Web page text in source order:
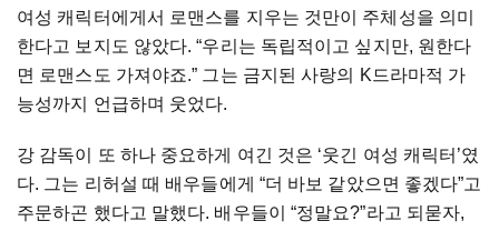
여성 캐릭터에게서 로맨스를 지우는 것만이 주체성을 의미
한다고 보지도 않았다. “우리는 독립적이고 싶지만, 원한다
면 로맨스도 가져야죠.” 그는 금지된 사랑의 K드라마적 가
능성까지 언급하며 웃었다.
강 감독이 또 하나 중요하게 여긴 것은 ‘웃긴 여성 캐릭터’였
다. 그는 리허설 때 배우들에게 “더 바보 같았으면 좋겠다”고
주문하곤 했다고 말했다. 배우들이 “정말요?”라고 되묻자,